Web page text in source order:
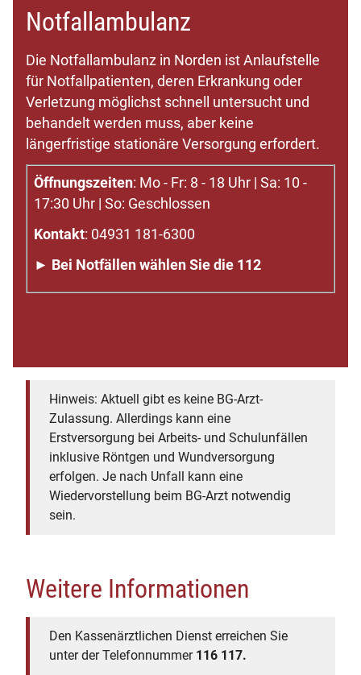
Notfallambulanz
Die Notfallambulanz in Norden ist Anlaufstelle
für Notfallpatienten, deren Erkrankung oder
Verletzung möglichst schnell untersucht und
behandelt werden muss, aber keine
längerfristige stationäre Versorgung erfordert.
Öffnungszeiten: Mo - Fr: 8 - 18 Uhr | Sa: 10 -
17:30 Uhr | So: Geschlossen
Kontakt: 04931 181-6300
► Bei Notfällen wählen Sie die 112
Hinweis: Aktuell gibt es keine BG-Arzt-
Zulassung. Allerdings kann eine
Erstversorgung bei Arbeits- und Schulunfällen
inklusive Röntgen und Wundversorgung
erfolgen. Je nach Unfall kann eine
Wiedervorstellung beim BG-Arzt notwendig
sein.
Weitere Informationen
Den Kassenärztlichen Dienst erreichen Sie
unter der Telefonnummer 116 117.